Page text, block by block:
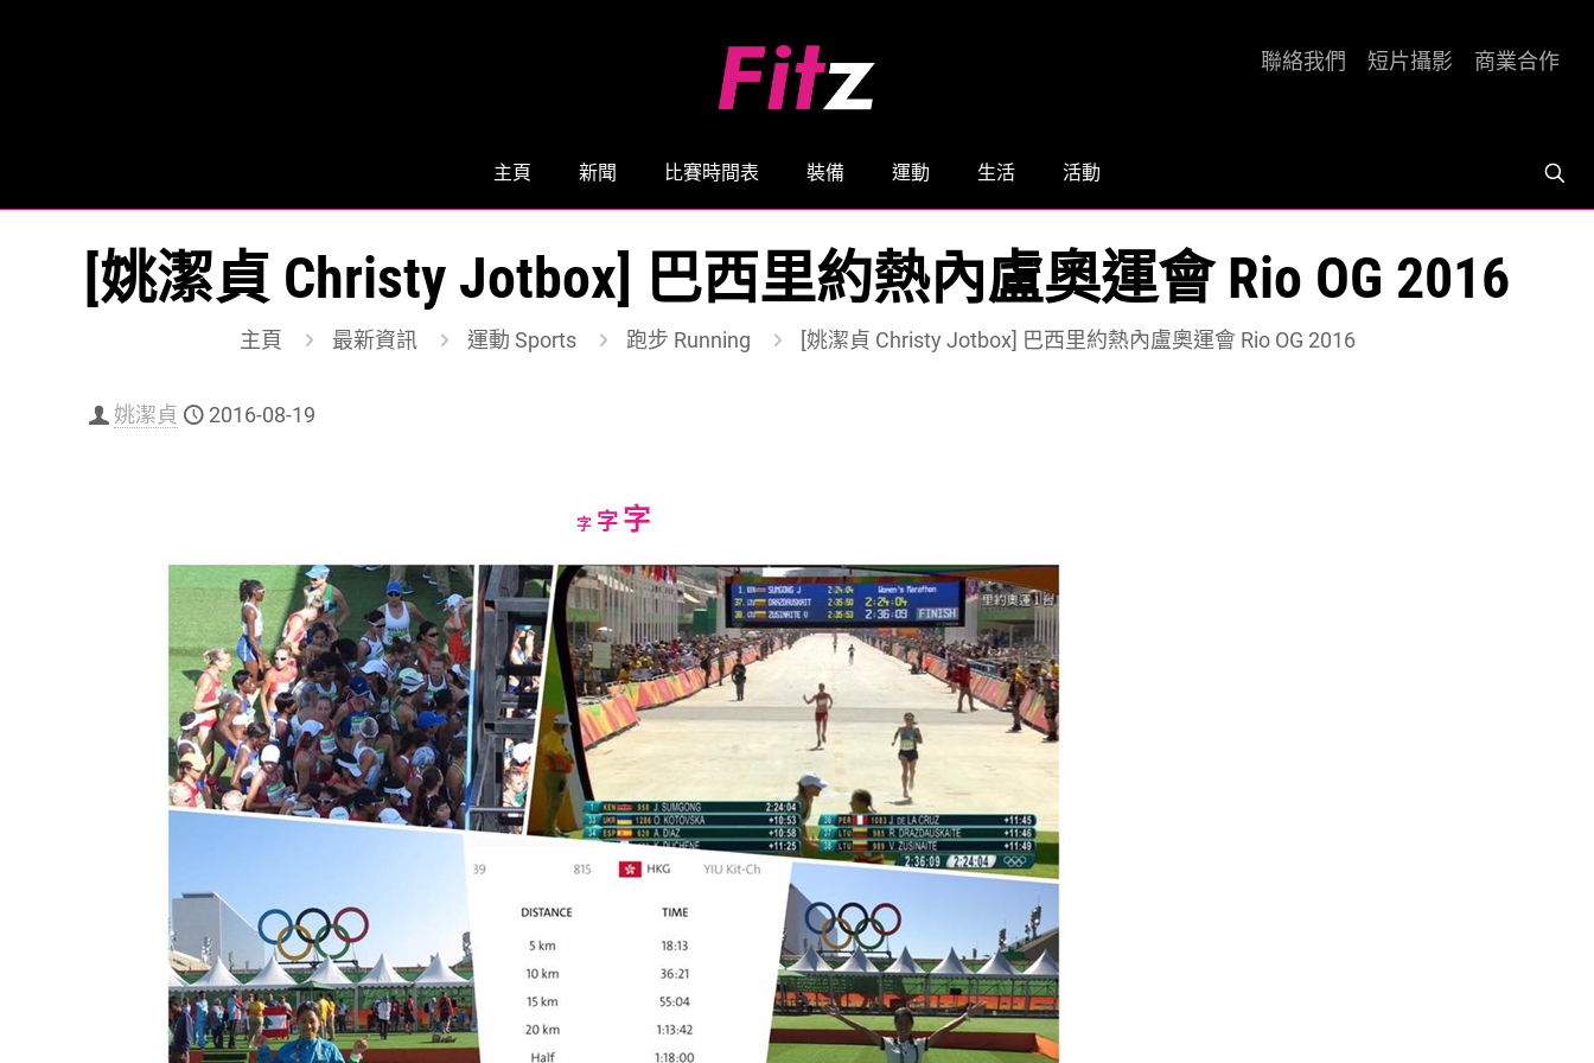
主頁 新聞 比賽時間表 裝備 運動 生活 活動
聯絡我們 短片攝影 商業合作
[姚潔貞 Christy Jotbox] 巴西里約熱內盧奧運會 Rio OG 2016
主頁 最新資訊 運動 Sports 跑步 Running [姚潔貞 Christy Jotbox] 巴西里約熱內盧奧運會 Rio OG 2016
姚潔貞 2016-08-19
字Decrease
size.
字Reset
size.
字Increase
size.